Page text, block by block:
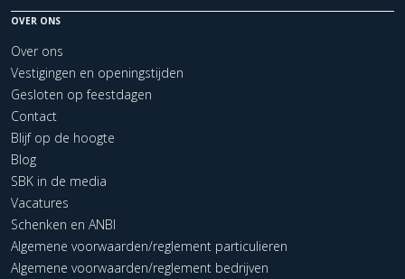
OVER ONS
Over ons
Vestigingen en openingstijden
Gesloten op feestdagen
Contact
Blijf op de hoogte
Blog
SBK in de media
Vacatures
Schenken en ANBI
Algemene voorwaarden/reglement particulieren
Algemene voorwaarden/reglement bedrijven